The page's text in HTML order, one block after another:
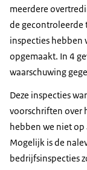
meerdere
de gecontroleerde
inspecties hebben
opgemaakt. In 4
waarschuwing
Deze inspecties
voorschriften over
hebben we niet
Mogelijk is de
bedrijfsinspecties